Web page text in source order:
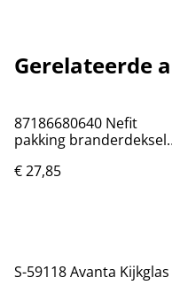
Gerelateerde
87186680640 Nefit
pakking branderdeksel
€ 27,85
S-59118 Avanta Kijkglas